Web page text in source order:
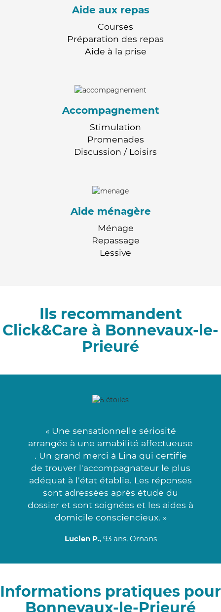
Aide aux repas
Courses
Préparation des repas
Aide à la prise
Accompagnement
Stimulation
Promenades
Discussion / Loisirs
Aide ménagère
Ménage
Repassage
Lessive
Ils recommandent
Click&Care à Bonnevaux-le-
Prieuré
« Une sensationnelle sériosité
arrangée à une amabilité affectueuse
. Un grand merci à Lina qui certifie
de trouver l'accompagnateur le plus
adéquat à l'état établie. Les réponses
sont adressées après étude du
dossier et sont soignées et les aides à
domicile consciencieux. »
Lucien P., 93 ans, Ornans
Informations pratiques pour
Bonnevaux-le-Prieuré